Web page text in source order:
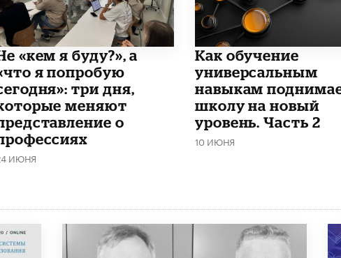
«кем я буду?», а
я попробую
три дня,
меняют
о
ИЮНЯ
​Как обучение
универсальным
навыкам
школу на новый
уровень. Часть 2
10 ИЮНЯ